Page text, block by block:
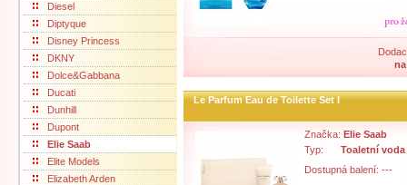
Diesel
Diptyque
Disney Princess
DKNY
Dolce&Gabbana
Ducati
Dunhill
Dupont
Elie Saab
Elite Models
Elizabeth Arden
Le Parfum Eau de Toilette Set I
Značka: Elie Saab
Typ:
Toaletní voda
Dostupná balení: ---